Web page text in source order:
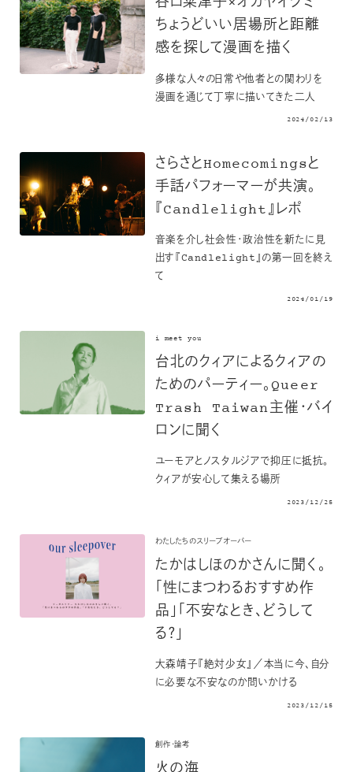
ちょうどいい居場所と距離
感を探して漫画を描く
多様な人々の日常や他者との関わりを
漫画を通じて丁寧に描いてきた二人
2024/02/13
さらさとHomecomingsと
手話パフォーマーが共演。
『Candlelight』レポ
音楽を介し社会性・政治性を新たに見
出す『Candlelight』の第一回を終え
て
2024/01/19
i meet you
台北のクィアによるクィアの
ためのパーティー。Queer
Trash Taiwan主催・バイ
ロンに聞く
ユーモアとノスタルジアで抑圧に抵抗。
クィアが安心して集える場所
2023/12/25
わたしたちのスリープオーバー
たかはしほのかさんに聞く。
「性にまつわるおすすめ作
品」「不安なとき、どうして
る？」
大森靖子『絶対少女』／本当に今、自分
に必要な不安なのか問いかける
2023/12/15
創作・論考